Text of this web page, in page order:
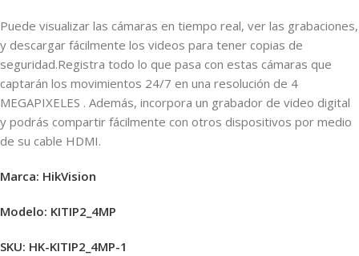
Puede visualizar las cámaras en tiempo real, ver las grabaciones,
y descargar fácilmente los videos para tener copias de
seguridad.Registra todo lo que pasa con estas cámaras que
captarán los movimientos 24/7 en una resolución de 4
MEGAPIXELES . Además, incorpora un grabador de video digital
y podrás compartir fácilmente con otros dispositivos por medio
de su cable HDMI.
Marca: HikVision
Modelo: KITIP2_4MP
SKU: HK-KITIP2_4MP-1